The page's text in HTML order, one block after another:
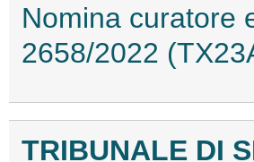
Nomina curatore
2658/2022
TRIBUNALE DI